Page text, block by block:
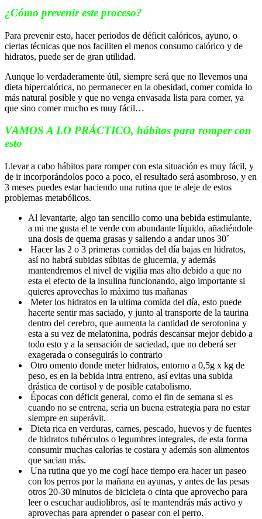
¿Cómo prevenir este proceso?
Para prevenir esto, hacer periodos de déficit calóricos, ayuno, o
ciertas técnicas que nos faciliten el menos consumo calórico y de
hidratos, puede ser de gran utilidad.
Aunque lo verdaderamente útil, siempre será que no llevemos una
dieta hipercalórica, no permanecer en la obesidad, comer comida lo
más natural posible y que no venga envasada lista para comer, ya
que sino comer mucho es muy fácil…
VAMOS A LO PRÁCTICO, hábitos para romper con
esto
Llevar a cabo hábitos para romper con esta situación es muy fácil, y
de ir incorporándolos poco a poco, el resultado será asombroso, y en
3 meses puedes estar haciendo una rutina que te aleje de estos
problemas metabólicos.
Al levantarte, algo tan sencillo como una bebida estimulante,
a mi me gusta el te verde con abundante líquido, añadiéndole
una dosis de quema grasas y saliendo a andar unos 30´
Hacer las 2 o 3 primeras comidas del día bajas en hidratos,
así no habrá subidas súbitas de glucemia, y además
mantendremos el nivel de vigilia mas alto debido a que no
esta el efecto de la insulina funcionando, algo importante si
quieres aprovechas lo máximo tus mañanas
Meter los hidratos en la ultima comida del día, esto puede
hacerte sentir mas saciado, y junto al transporte de la taurina
dentro del cerebro, que aumenta la cantidad de serotonina y
esta a su vez de melatonina, podrás descansar mejor debido a
todo esto y a la sensación de saciedad, que no deberá ser
exagerada o conseguirás lo contrario
Otro omento donde meter hidratos, entorno a 0,5g x kg de
peso, es en la bebida intra entreno, así evitas una subida
drástica de cortisol y de posible catabolismo.
Épocas con déficit general, como el fin de semana si es
cuando no se entrena, seria un buena estrategia para no estar
siempre en superávit.
Dieta rica en verduras, carnes, pescado, huevos y de fuentes
de hidratos tubérculos o legumbres integrales, de esta forma
consumir muchas calorías te costara y además son alimentos
que sacian más.
Una rutina que yo me cogí hace tiempo era hacer un paseo
con los perros por la mañana en ayunas, y antes de las pesas
otros 20-30 minutos de bicicleta o cinta que aprovecho para
leer o escuchar audiolibros, así te mantendrás más activo y
aprovechas para aprender o pasear con el perro.